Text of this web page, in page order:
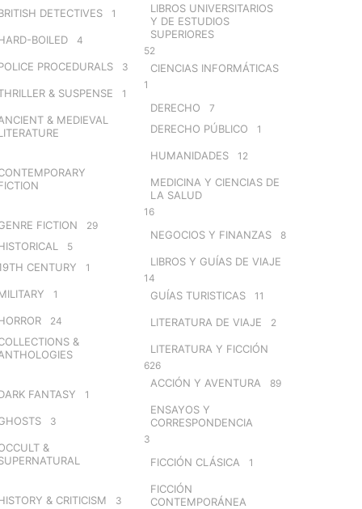
DETECTIVES 1
BOILED 4
PROCEDURALS 3
& SUSPENSE 1
& MEDIEVAL
FICTION 29
5
CENTURY 1
1
24
&
FANTASY 1
3
&
& CRITICISM 3
LIBROS UNIVERSITARIOS
Y DE ESTUDIOS
SUPERIORES
52
CIENCIAS INFORMÁTICAS
1
DERECHO 7
DERECHO PÚBLICO 1
HUMANIDADES 12
MEDICINA Y CIENCIAS DE
LA SALUD
16
NEGOCIOS Y FINANZAS 8
LIBROS Y GUÍAS DE VIAJE
14
GUÍAS TURISTICAS 11
LITERATURA DE VIAJE 2
LITERATURA Y FICCIÓN
626
ACCIÓN Y AVENTURA 89
ENSAYOS Y
CORRESPONDENCIA
3
FICCIÓN CLÁSICA 1
FICCIÓN
CONTEMPORÁNEA